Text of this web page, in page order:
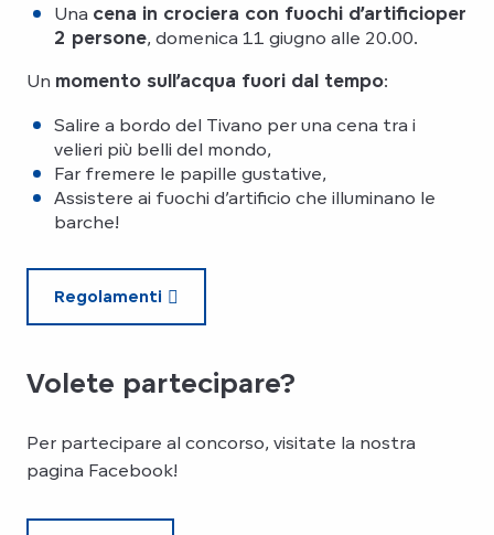
Una cena in crociera con fuochi d’artificioper
2 persone, domenica 11 giugno alle 20.00.
Un momento sull’acqua fuori dal tempo:
Salire a bordo del Tivano per una cena tra i
velieri più belli del mondo,
Far fremere le papille gustative,
Assistere ai fuochi d’artificio che illuminano le
barche!
Regolamenti
Volete partecipare?
Per partecipare al concorso, visitate la nostra
pagina Facebook!